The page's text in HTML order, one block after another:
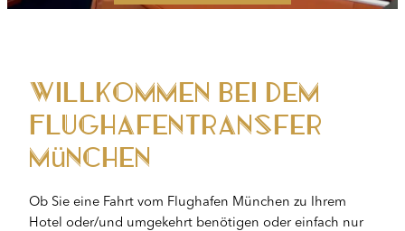
Willkommen bei dem
Flughafentransfer
München
Ob Sie eine Fahrt vom Flughafen München zu Ihrem
Hotel oder/und umgekehrt benötigen oder einfach nur